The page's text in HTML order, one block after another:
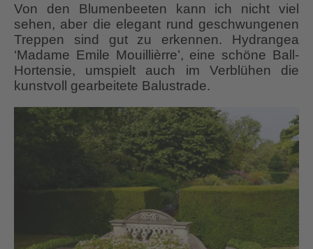
Von den Blumenbeeten kann ich nicht viel
sehen, aber die elegant rund geschwungenen
Treppen sind gut zu erkennen. Hydrangea
‘Madame Emile Mouillièrre’, eine schöne Ball-
Hortensie, umspielt auch im Verblühen die
kunstvoll gearbeitete Balustrade.